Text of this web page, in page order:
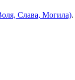
Слава, Могила).